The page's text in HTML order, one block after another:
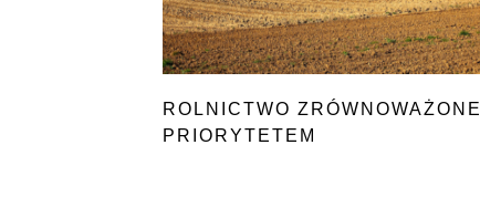
ROLNICTWO ZRÓWNOWAŻONE
PRIORYTETEM